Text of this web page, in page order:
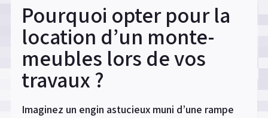
Pourquoi opter pour la
location d’un monte-
meubles lors de vos
travaux ?
Imaginez un engin astucieux muni d’une rampe